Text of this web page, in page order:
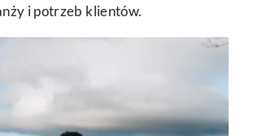
i potrzeb klientów.